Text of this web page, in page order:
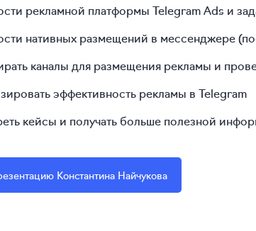
рекламной платформы Telegram Ads и
нативных размещений в мессенджере
каналы для размещения рекламы и
эффективность рекламы в Telegram
кейсы и получать больше полезной
Константина Найчукова